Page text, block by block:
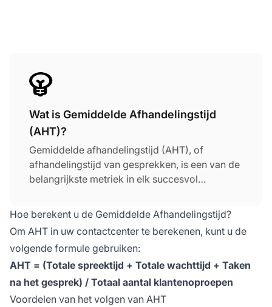
Wat is Gemiddelde Afhandelingstijd
(AHT)?
Gemiddelde afhandelingstijd (AHT), of
afhandelingstijd van gesprekken, is een van de
belangrijkste metriek in elk succesvol
gemiddelde tijd die contactcenteragenten
besteden aan alle gemiddelde
klantenoproepen. Dit omvat het
telefoongesprek zelf, gemiddelde wachttijd,
evenals alle noodzakelijke taken na het
gesprek.
Hoe berekent u de Gemiddelde Afhandelingstijd?
Om AHT in uw contactcenter te berekenen, kunt u de
volgende formule gebruiken:
AHT = (Totale spreektijd + Totale wachttijd + Taken
na het gesprek) / Totaal aantal klantenoproepen
Voordelen van het volgen van AHT